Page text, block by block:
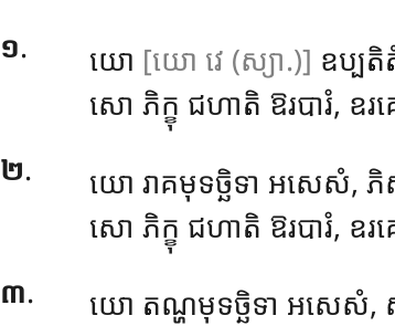
១. យោ [យោ វេ (ស្យា.)] ឧប្ប
សោ ភិក្ខុ ជហាតិ ឱរបារំ, ឧរ
២. យោ រាគមុទច្ឆិទា អសេសំ,
សោ ភិក្ខុ ជហាតិ ឱរបារំ, ឧ
៣. យោ តណ្ហមុទច្ឆិទា អសេ